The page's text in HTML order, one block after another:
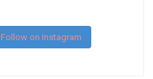
Follow on Instagram